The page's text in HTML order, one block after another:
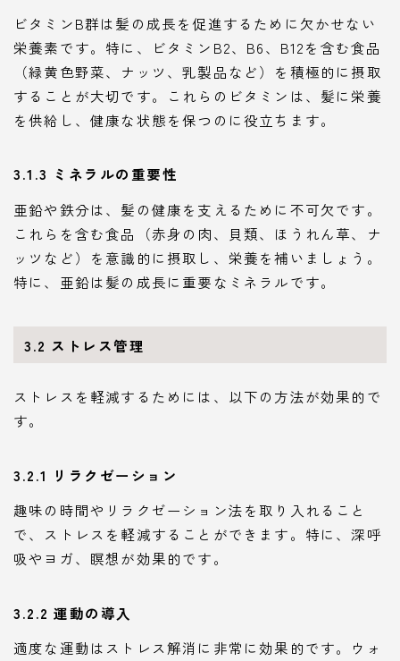
ビタミンB群は髪の成長を促進するために欠かせない
栄養素です。特に、ビタミンB2、B6、B12を含む食品
（緑黄色野菜、ナッツ、乳製品など）を積極的に摂取
することが大切です。これらのビタミンは、髪に栄養
を供給し、健康な状態を保つのに役立ちます。
3.1.3 ミネラルの重要性
亜鉛や鉄分は、髪の健康を支えるために不可欠です。
これらを含む食品（赤身の肉、貝類、ほうれん草、ナ
ッツなど）を意識的に摂取し、栄養を補いましょう。
特に、亜鉛は髪の成長に重要なミネラルです。
3.2 ストレス管理
ストレスを軽減するためには、以下の方法が効果的で
す。
3.2.1 リラクゼーション
趣味の時間やリラクゼーション法を取り入れること
で、ストレスを軽減することができます。特に、深呼
吸やヨガ、瞑想が効果的です。
3.2.2 運動の導入
適度な運動はストレス解消に非常に効果的です。ウォ